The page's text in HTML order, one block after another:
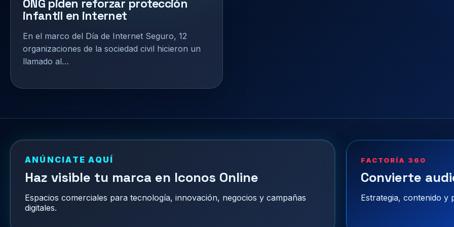
ONG piden reforzar protección
infantil en internet
En el marco del Día de Internet Seguro, 12
organizaciones de la sociedad civil hicieron un
llamado al…
ANÚNCIATE AQUÍ
Haz visible tu marca en Iconos Online
Espacios comerciales para tecnología, innovación, negocios y campañas
digitales.
FACTORÍA 360
Convierte
Estrategia, contenido y